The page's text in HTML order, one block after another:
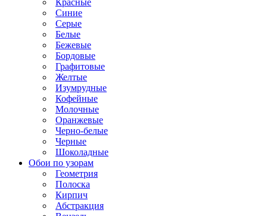
Синие
Серые
Белые
Бежевые
Бордовые
Графитовые
Желтые
Изумрудные
Кофейные
Молочные
Оранжевые
Черно-белые
Черные
Шоколадные
Обои по узорам
Геометрия
Полоска
Кирпич
Абстракция